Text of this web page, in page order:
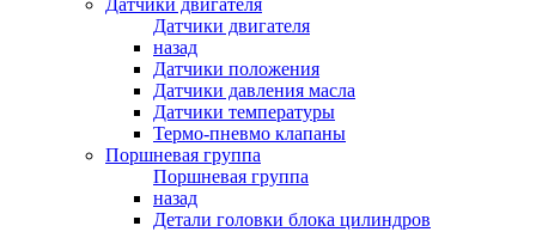
Датчики двигателя
Датчики двигателя
назад
Датчики положения
Датчики давления масла
Датчики температуры
Термо-пневмо клапаны
Поршневая группа
Поршневая группа
назад
Детали головки блока цилиндров